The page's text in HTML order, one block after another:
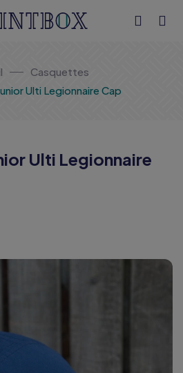
Casquettes
Ulti Legionnaire Cap
Ulti Legionnaire